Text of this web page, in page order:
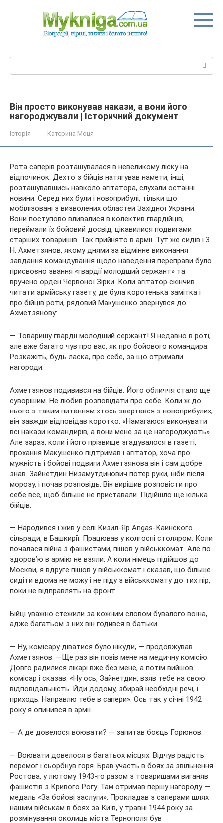
Він просто виконував накази, а вони його
нагороджували | Історичний документ
Історія Катерина Моця
Рота саперів розташувалася в невеликому ліску на
відпочинок. Дехто з бійців натягував намети, інші,
розташувавшись навколо агітатора, слухали останні
новини. Серед них були і новоприбулі, тільки що
мобілізовані з визволених областей Західної України.
Вони поступово вливалися в колектив гвардійців,
переймали їх бойовий досвід, цікавилися подвигами
старших товаришів. Так прийнято в армії. Тут же сидів і 3.
Н. Ахметзянов, якому днями за відмінне виконання
завдання командування щодо наведення переправи було
присвоєно звання «гвардії молодший сержант» та
вручено орден Червоної Зірки. Коли агітатор скінчив
читати армійську газету, де була коротенька замітка і
про бійців роти, рядовий Макушенко звернувся до
Ахметзянову:
— Товаришу гвардії молодший сержант! Я недавно в роті,
але вже багато чув про вас, як про бойового командира.
Розкажіть, будь ласка, про себе, за що отримали
нагороди.
Ахметзянов подивився на бійців. Його обличчя стало ще
суворішим. Не любив розповідати про себе. Коли ж до
нього з таким питанням хтось звертався з новоприбулих,
він завжди відповідав коротко: «Намагаюся виконувати
всі накази командирів, а вони мене за це нагороджують».
Але зараз, коли і його прізвище згадувалося в газеті,
прохання Макушенко підтримав і агітатор, хоча про
мужність і бойові подвиги Ахметзянова він і сам добре
знав. Зайнетдин Низамутдинович потер руки, ніби після
морозу, і почав розповідь. Він вирішив розповісти про
себе все, щоб більше не приставали. Підійшло ще кілька
бійців.
— Народився і жив у селі Кизил-Яр Angas-Каинского
сільради, в Башкирії. Працював у колгоспі столяром. Коли
почалася війна з фашистами, пішов у військкомат. Але по
здоров’ю в армію не взяли. А коли німець підійшов до
Москви, я вдруге пішов у військкомат і сказав, що більше
сидіти вдома не можу і не піду з військкомату до тих пір,
поки не відправлять на фронт.
Бійці уважно стежили за кожним словом бувалого воїна,
адже багатьом з них він годився в батьки.
— Ну, комісару діватися було нікуди, — продовжував
Ахметзянов. —Ще раз він повів мене на медичну комісію.
Довго радилися лікарі вже без мене, а потім вийшов
комісар і сказав: «Ну ось, Зайнетдин, взяв тебе на свою
відповідальність. Йди додому, збирай необхідні речі, і
приходь. Направлю тебе в сапери». Ось так у січні 1942
року я опинився в армії.
— А де довелося воювати? — запитав боєць Горюнов.
— Воювати довелося в багатьох місцях. Відчув радість
перемог і сьорбнув горя. Брав участь в боях за звільнення
Ростова, у лютому 1943-го разом з товаришами виганяв
фашистів з Кривого Рогу. Там отримав першу нагороду —
медаль «За бойові заслуги». Прокладав з саперами шлях
нашим військам в боях за Київ, у травні 1944 року за
розмінування околиць міста Тернополя був